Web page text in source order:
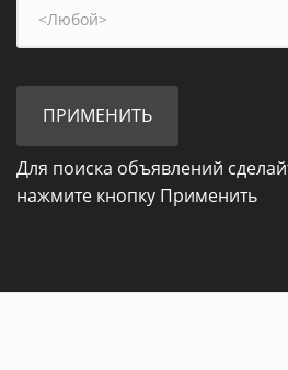
Для поиска объявлений
нажмите кнопку Применить